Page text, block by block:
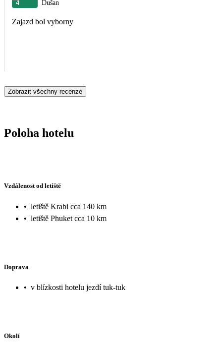
4 Dušan
Zajazd bol vyborny
Zobrazit všechny recenze
Poloha hotelu
Vzdálenost od letiště
• letiště Krabi cca 140 km
• letiště Phuket cca 10 km
Doprava
• v blízkosti hotelu jezdí tuk-tuk
Okolí